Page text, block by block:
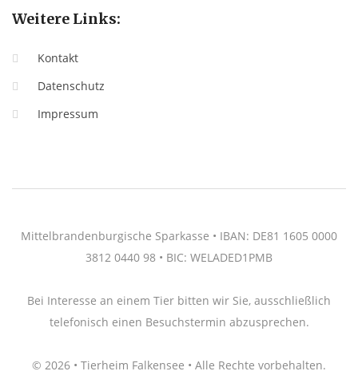
Weitere Links:
Kontakt
Datenschutz
Impressum
Mittelbrandenburgische Sparkasse • IBAN: DE81 1605 0000
3812 0440 98 • BIC: WELADED1PMB
Bei Interesse an einem Tier bitten wir Sie, ausschließlich
telefonisch einen Besuchstermin abzusprechen.
© 2026 • Tierheim Falkensee • Alle Rechte vorbehalten.